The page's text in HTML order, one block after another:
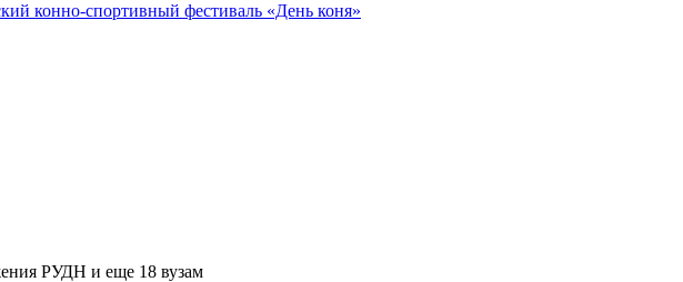
конно-спортивный фестиваль «День коня»
РУДН и еще 18 вузам